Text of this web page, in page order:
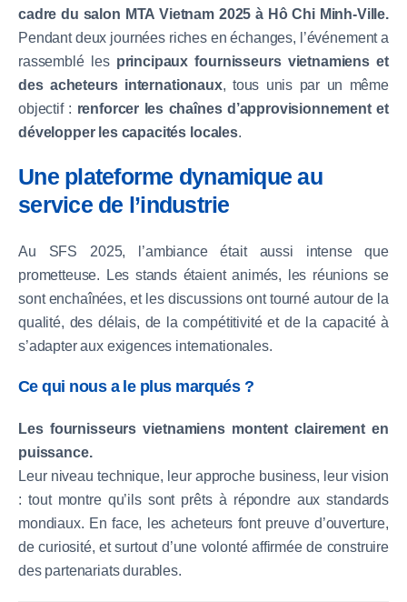
cadre du salon MTA Vietnam 2025 à Hô Chi Minh-Ville.
Pendant deux journées riches en échanges, l’événement a
rassemblé les principaux fournisseurs vietnamiens et
des acheteurs internationaux, tous unis par un même
objectif : renforcer les chaînes d’approvisionnement et
développer les capacités locales.
Une plateforme dynamique au
service de l’industrie
Au SFS 2025, l’ambiance était aussi intense que
prometteuse. Les stands étaient animés, les réunions se
sont enchaînées, et les discussions ont tourné autour de la
qualité, des délais, de la compétitivité et de la capacité à
s’adapter aux exigences internationales.
Ce qui nous a le plus marqués ?
Les fournisseurs vietnamiens montent clairement en
puissance.
Leur niveau technique, leur approche business, leur vision
: tout montre qu’ils sont prêts à répondre aux standards
mondiaux. En face, les acheteurs font preuve d’ouverture,
de curiosité, et surtout d’une volonté affirmée de construire
des partenariats durables.